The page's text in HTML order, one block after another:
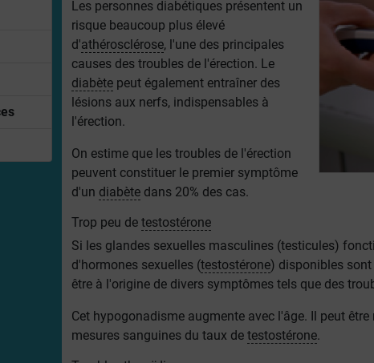
Les personnes diabétiques présentent un
risque beaucoup plus élevé
d'athérosclérose, l'une des principales
causes des troubles de l'érection. Le
diabètepeut également entraîner des
lésions aux nerfs, indispensables à
l'érection.
On estime que les troubles de l'érection
peuvent constituer le premier symptôme
d'un diabètedans 20% des cas.
Trop peu de testostérone
Si les glandes sexuelles masculines (testicules)
d'hormones sexuelles (testostérone) disponibles
être à l'origine de divers symptômes tels que des
Cet hypogonadisme augmente avec l'âge. Il peut
mesures sanguines du taux de testostérone.